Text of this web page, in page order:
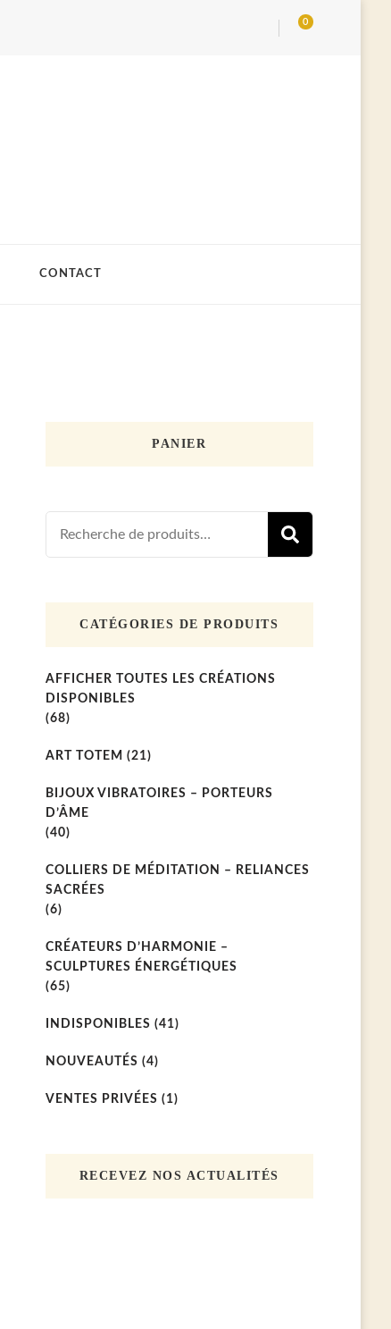
0
CONTACT
PANIER
Recherche
pour :
CATÉGORIES DE PRODUITS
AFFICHER TOUTES LES CRÉATIONS
DISPONIBLES
(68)
ART TOTEM (21)
BIJOUX VIBRATOIRES – PORTEURS
D’ÂME
(40)
COLLIERS DE MÉDITATION – RELIANCES
SACRÉES
(6)
CRÉATEURS D’HARMONIE –
SCULPTURES ÉNERGÉTIQUES
(65)
INDISPONIBLES (41)
NOUVEAUTÉS (4)
VENTES PRIVÉES (1)
RECEVEZ NOS ACTUALITÉS